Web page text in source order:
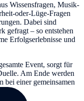
Wissensfragen, Musik-
oder-Lüge-Fragen
Dabei sind
gefragt – so entstehen
Erfolgserlebnisse und
Event, sorgt für
Am Ende werden
bei einer gemeinsamen